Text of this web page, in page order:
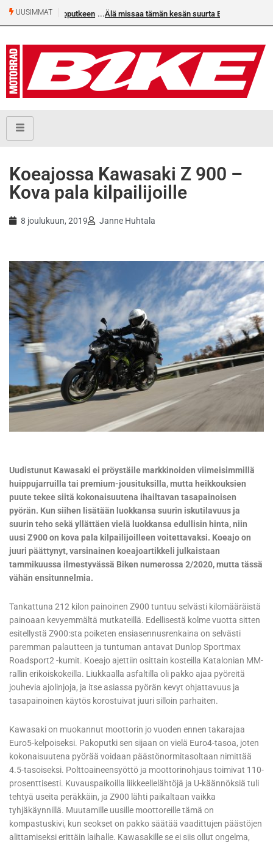
UUSIMMAT Älä missaa tämän kesän suurta Bike-numeroa!
Koeajossa Kawasaki Z 900 –
Kova pala kilpailijoille
8 joulukuun, 2019 Janne Huhtala
Uudistunut Kawasaki ei pröystäile markkinoiden viimeisimmillä
huippujarruilla tai premium-jousituksilla, mutta heikkouksien
puute tekee siitä kokonaisuutena ihailtavan tasapainoisen
pyörän. Kun siihen lisätään luokkansa suurin iskutilavuus ja
suurin teho sekä yllättäen vielä luokkansa edullisin hinta, niin
uusi Z900 on kova pala kilpailijoilleen voitettavaksi. Koeajo on
juuri päättynyt, varsinainen koeajoartikkeli julkaistaan
tammikuussa ilmestyvässä Biken numerossa 2/2020, mutta tässä
vähän ensitunnelmia.
Tankattuna 212 kilon painoinen Z900 tuntuu selvästi kilomääräistä
painoaan kevyemmältä mutkateillä. Edellisestä kolme vuotta sitten
esitellystä Z900:sta poiketen ensiasennusrenkaina on selvästi
paremman palautteen ja tuntuman antavat Dunlop Sportmax
Roadsport2 -kumit. Koeajo ajettiin osittain kosteilla Katalonian MM-
rallin erikoiskokeilla. Liukkaalla asfaltilla oli pakko ajaa pyöreitä
jouhevia ajolinjoja, ja itse asiassa pyörän kevyt ohjattavuus ja
tasapainoinen käytös korostuivat juuri silloin parhaiten.
Kawasaki on muokannut moottorin jo vuoden ennen takarajaa
Euro5-kelpoiseksi. Pakoputki sen sijaan on vielä Euro4-tasoa, joten
kokonaisuutena pyörää voidaan päästönormitasoltaan nimittää
4.5-tasoiseksi. Polttoaineensyöttö ja moottorinohjaus toimivat 110-
prosenttisesti. Kuvauspaikoilla liikkeellelähtöjä ja U-käännöksiä tuli
tehtyä useita peräkkäin, ja Z900 lähti paikaltaan vaikka
tyhjäkäynnillä. Muutamille uusille moottoreille tämä on
kompastuskivi, kun seokset on pakko säätää vaadittujen päästöjen
alittamiseksi erittäin laihalle. Kawasakille se ei siis ollut ongelma,